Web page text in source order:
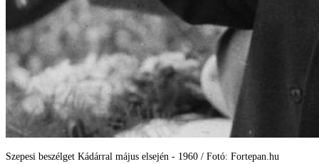
Szepesi beszélget Kádárral május elsején - 1960 / Fotó: Fortepan.hu